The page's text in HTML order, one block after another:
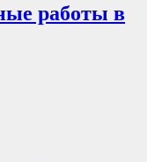
работы в